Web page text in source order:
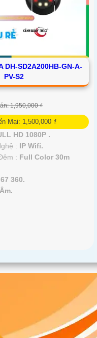
DH-SD2A200HB-GN-A-
PV-S2
1,950,000 ₫
Mại: 1,500,000 ₫
HD 1080P .
: IP Wifi.
: Full Color 30m
360.